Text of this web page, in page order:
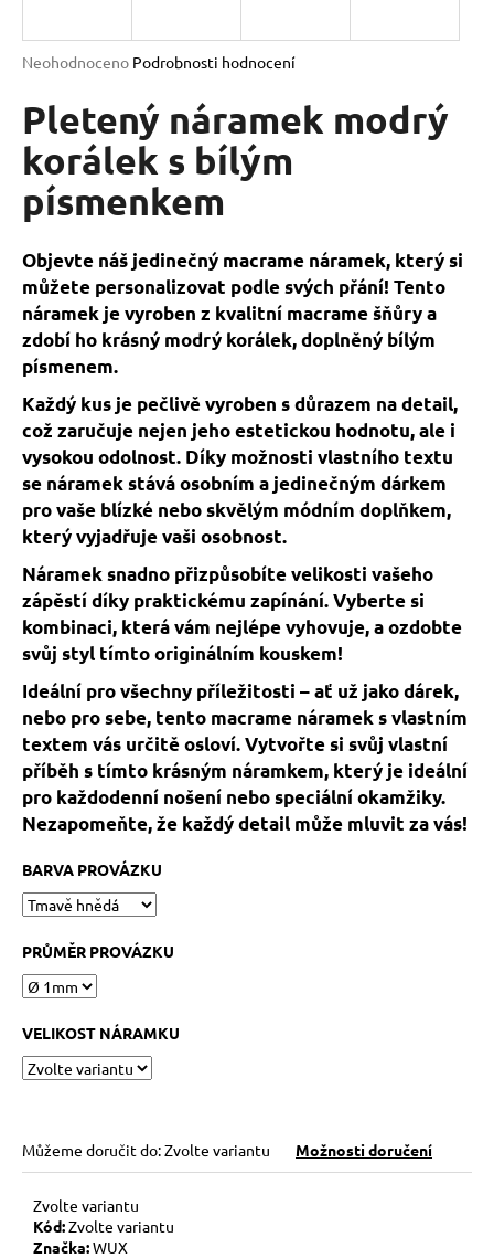
Průměrné
produktu
je
0,0
hvězdiček.
Neohodnoceno Podrobnosti hodnocení
Pletený náramek modrý
korálek s bílým
písmenkem
Objevte náš jedinečný macrame náramek, který si
můžete personalizovat podle svých přání! Tento
náramek je vyroben z kvalitní macrame šňůry a
zdobí ho krásný modrý korálek, doplněný bílým
písmenem.
Každý kus je pečlivě vyroben s důrazem na detail,
což zaručuje nejen jeho estetickou hodnotu, ale i
vysokou odolnost. Díky možnosti vlastního textu
se náramek stává osobním a jedinečným dárkem
pro vaše blízké nebo skvělým módním doplňkem,
který vyjadřuje vaši osobnost.
Náramek snadno přizpůsobíte velikosti vašeho
zápěstí díky praktickému zapínání. Vyberte si
kombinaci, která vám nejlépe vyhovuje, a ozdobte
svůj styl tímto originálním kouskem!
Ideální pro všechny příležitosti – ať už jako dárek,
nebo pro sebe, tento macrame náramek s vlastním
textem vás určitě osloví. Vytvořte si svůj vlastní
příběh s tímto krásným náramkem, který je ideální
pro každodenní nošení nebo speciální okamžiky.
Nezapomeňte, že každý detail může mluvit za vás!
BARVA PROVÁZKU
PRŮMĚR PROVÁZKU
VELIKOST NÁRAMKU
Můžeme doručit do:Zvolte variantu Možnosti doručení
Zvolte variantu
Kód:Zvolte variantu
Značka:WUX
j
t
?
HLEDAT
D
o
p
o
r
u
č
u
j
e
m
e
KABBALAH
ČERVENÝ
NÁRAMEK
73
Kč
Původně:
89
Kč